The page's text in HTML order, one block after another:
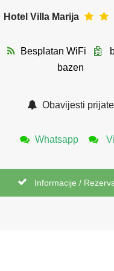
Hotel Villa Marija
Besplatan WiFi
bazen
Obavijesti
Whatsapp
Informacije /